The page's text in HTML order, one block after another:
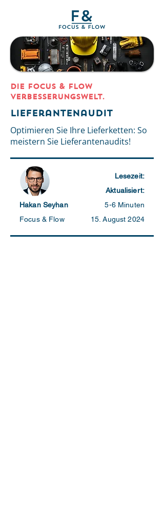
DIE Focus & Flow
Verbesserungswelt.
Lieferantenaudit
Optimieren Sie Ihre Lieferketten: So
meistern Sie Lieferantenaudits!
Lesezeit:
Aktualisiert:
Hakan Seyhan
5-6 Minuten
Focus & Flow
15. August 2024